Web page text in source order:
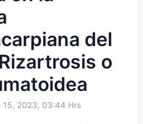
del
o
15, 2023, 03:44 Hrs